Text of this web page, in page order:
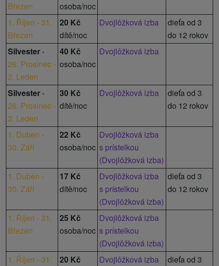
Březen
osoba/noc
1. Říjen - 31.
Březen
20 Kč
dítě/noc
Dvojlôžková izba
dieťa od 3
do 12 rokov
Silvester-
26. Prosinec -
2. Leden
40 Kč
osoba/noc
Dvojlôžková izba
Silvester-
26. Prosinec -
2. Leden
30 Kč
dítě/noc
Dvojlôžková izba
dieťa od 3
do 12 rokov
1. Duben -
30. Září
22 Kč
osoba/noc
Dvojlôžková izba
s prístelkou
(Dvojlôžková izba)
1. Duben -
30. Září
17 Kč
dítě/noc
Dvojlôžková izba
s prístelkou
(Dvojlôžková izba)
dieťa od 3
do 12 rokov
1. Říjen - 31.
Březen
25 Kč
osoba/noc
Dvojlôžková izba
s prístelkou
(Dvojlôžková izba)
1. Říjen - 31.
20 Kč
Dvojlôžková izba
dieťa od 3